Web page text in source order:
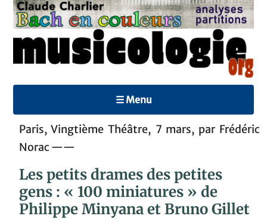
☰ Menu
Paris, Vingtième Théâtre, 7 mars, par Frédéric
Norac ——
Les petits drames des petites
gens : « 100 miniatures » de
Philippe Minyana et Bruno Gillet